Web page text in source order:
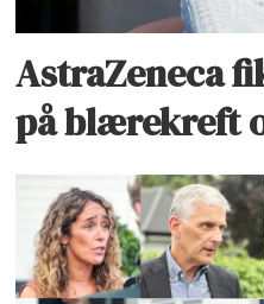
AstraZeneca
på blærekreft